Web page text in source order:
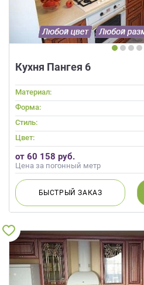
Кухня Пангея 6
Материал:
Форма:
Стиль:
Цвет:
от 60 158 руб.
Цена за погонный метр
БЫСТРЫЙЗАКАЗ